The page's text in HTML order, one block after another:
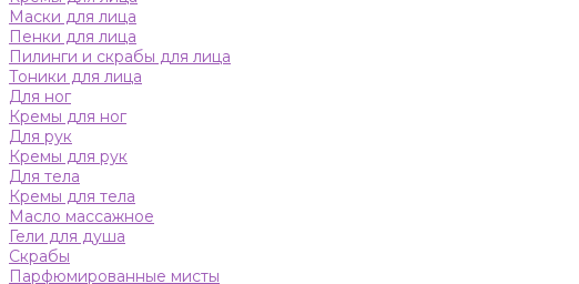
Маски для лица
Пенки для лица
Пилинги и скрабы для лица
Тоники для лица
Для ног
Кремы для ног
Для рук
Кремы для рук
Для тела
Кремы для тела
Масло массажное
Гели для душа
Скрабы
Парфюмированные мисты